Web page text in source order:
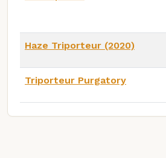
Haze Triporteur (2020)
Triporteur Purgatory